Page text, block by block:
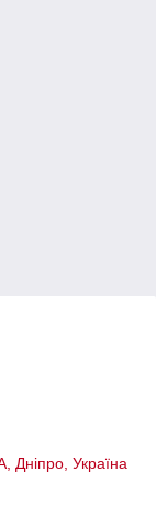
Дніпро, Україна